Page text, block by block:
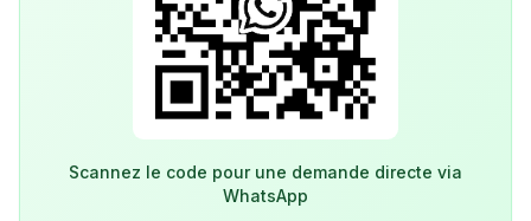
Scannez le code pour une demande directe via
WhatsApp